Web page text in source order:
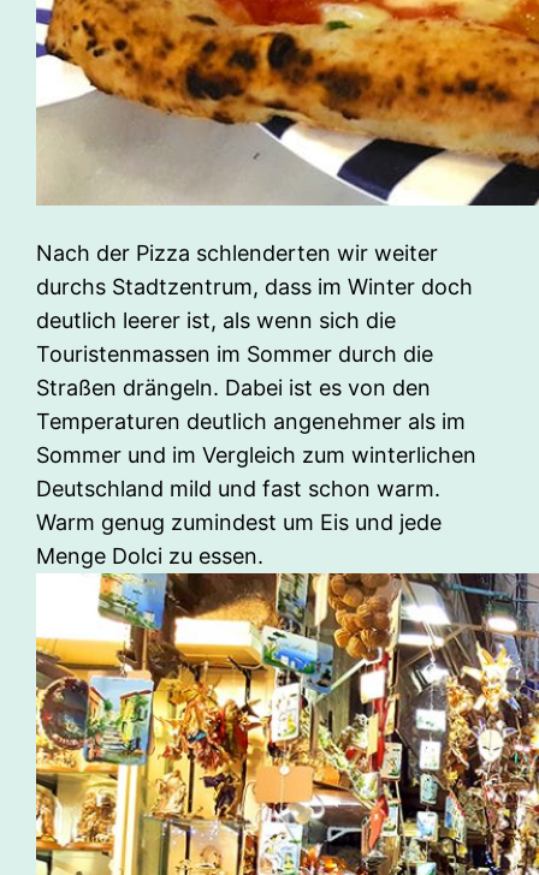
Nach der Pizza schlenderten wir weiter
durchs Stadtzentrum, dass im Winter doch
deutlich leerer ist, als wenn sich die
Touristenmassen im Sommer durch die
Straßen drängeln. Dabei ist es von den
Temperaturen deutlich angenehmer als im
Sommer und im Vergleich zum winterlichen
Deutschland mild und fast schon warm.
Warm genug zumindest um Eis und jede
Menge Dolci zu essen.